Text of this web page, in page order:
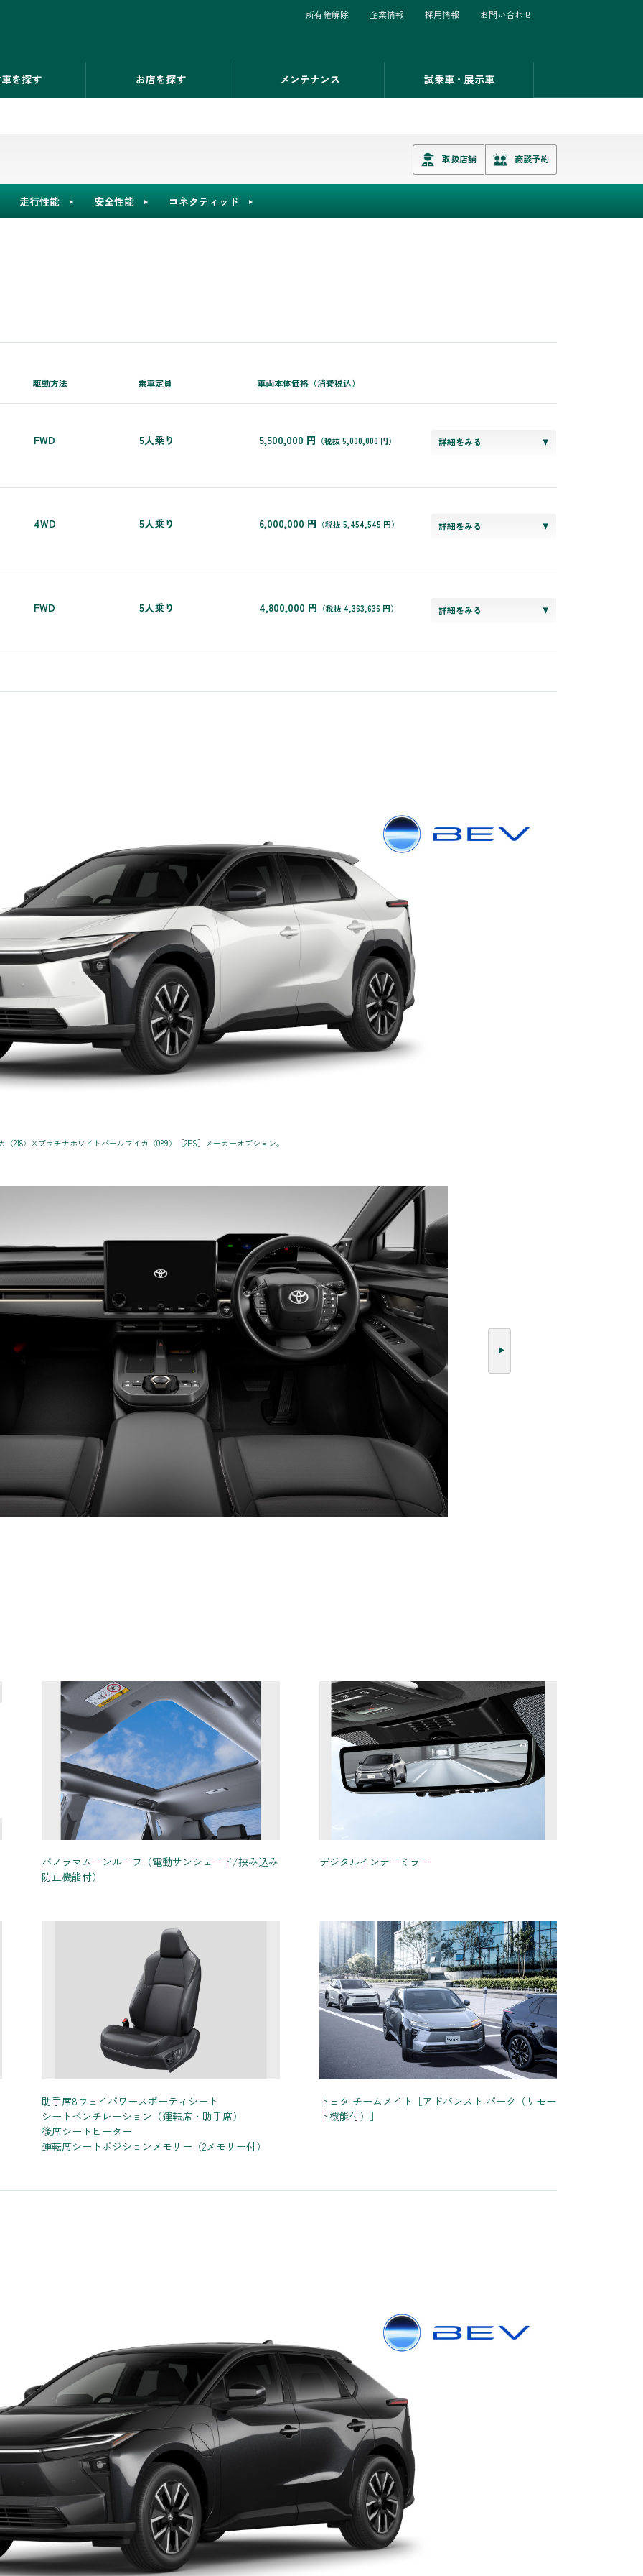
を探す お店を探す メンテナンス 試乗車・展示車
所有権解除 企業情報 採用情報 お問い合わせ
取扱店舗 商談予約
走行性能 安全性能 コネクティッド
駆動方法 乗車定員 車両本体価格（消費税込）
FWD 5人乗り 5,500,000 円 （税抜 5,000,000 円） 詳細をみる
4WD 5人乗り 6,000,000 円 （税抜 5,454,545 円） 詳細をみる
FWD 5人乗り 4,800,000 円 （税抜 4,363,636 円） 詳細をみる
218〉×プラチナホワイトパールマイカ〈089〉［2PS］メーカーオプション。
パノラマムーンルーフ（電動サンシェード/挟み込み
防止機能付）
デジタルインナーミラー
助手席8ウェイパワースポーティシート
シートベンチレーション（運転席・助手席）
後席シートヒーター
運転席シートポジションメモリー（2メモリー付）
トヨタ チームメイト［アドバンスト パーク（リモー
ト機能付）］